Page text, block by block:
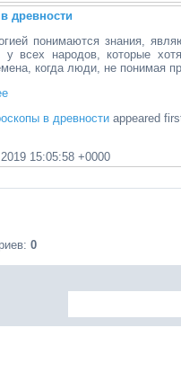
древности
понимаются знания,
у всех народов, которые
когда люди, не понимая
в древности appeared
15:05:58 +0000
:0